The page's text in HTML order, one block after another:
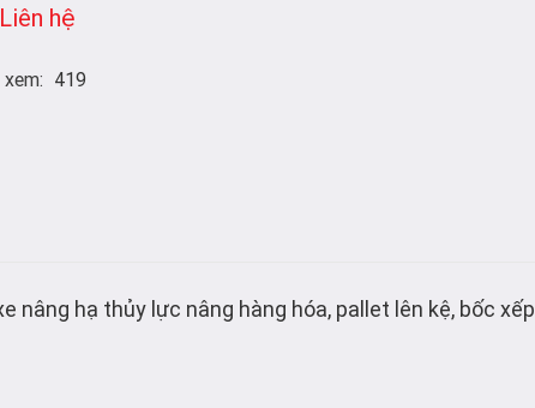
Liên hệ
419
nâng hạ thủy lực nâng hàng hóa, pallet lên kệ, bốc xếp